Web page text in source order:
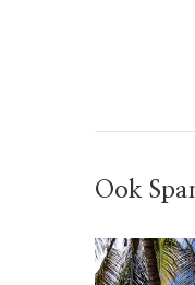
Ook